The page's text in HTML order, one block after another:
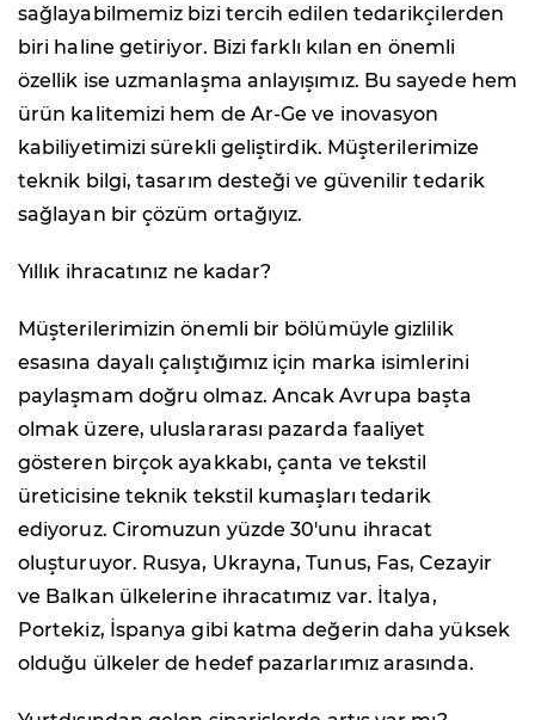
sağlayabilmemiz bizi tercih edilen tedarikçilerden
biri haline getiriyor. Bizi farklı kılan en önemli
özellik ise uzmanlaşma anlayışımız. Bu sayede hem
ürün kalitemizi hem de Ar-Ge ve inovasyon
kabiliyetimizi sürekli geliştirdik. Müşterilerimize
teknik bilgi, tasarım desteği ve güvenilir tedarik
sağlayan bir çözüm ortağıyız.
Yıllık ihracatınız ne kadar?
Müşterilerimizin önemli bir bölümüyle gizlilik
esasına dayalı çalıştığımız için marka isimlerini
paylaşmam doğru olmaz. Ancak Avrupa başta
olmak üzere, uluslararası pazarda faaliyet
gösteren birçok ayakkabı, çanta ve tekstil
üreticisine teknik tekstil kumaşları tedarik
ediyoruz. Ciromuzun yüzde 30'unu ihracat
oluşturuyor. Rusya, Ukrayna, Tunus, Fas, Cezayir
ve Balkan ülkelerine ihracatımız var. İtalya,
Portekiz, İspanya gibi katma değerin daha yüksek
olduğu ülkeler de hedef pazarlarımız arasında.